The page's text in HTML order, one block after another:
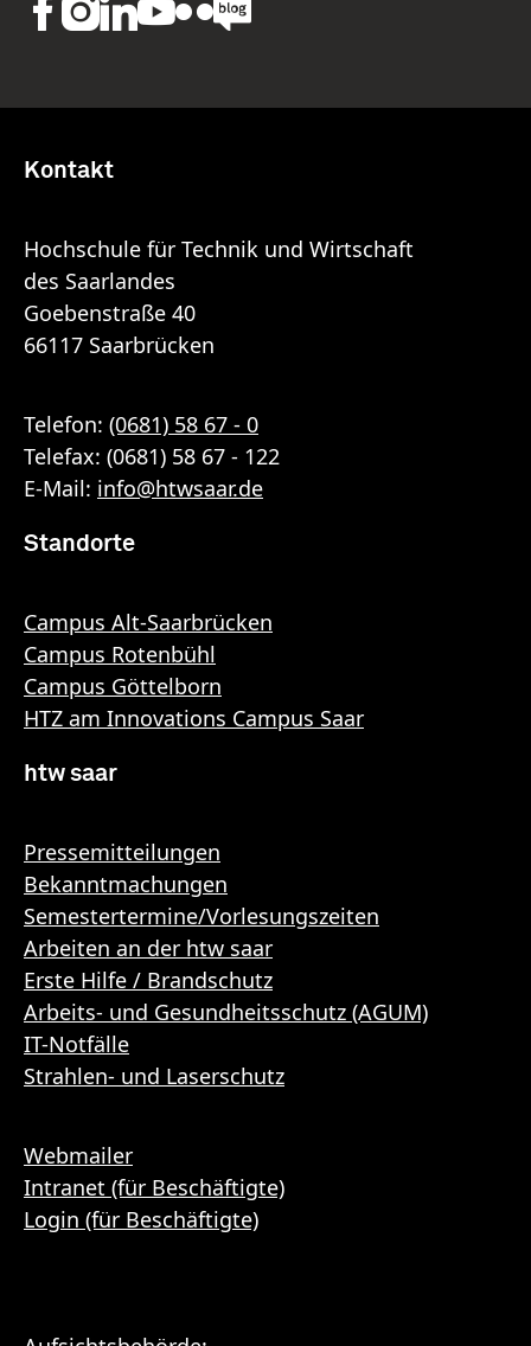
Kontakt
Hochschule für Technik und Wirtschaft
des Saarlandes
Goebenstraße 40
66117 Saarbrücken
Telefon: (0681) 58 67 - 0
Telefax: (0681) 58 67 - 122
E-Mail: info@htwsaar.de
Standorte
Campus Alt-Saarbrücken
Campus Rotenbühl
Campus Göttelborn
HTZ am Innovations Campus Saar
htw saar
Pressemitteilungen
Bekanntmachungen
Semestertermine/Vorlesungszeiten
Arbeiten an der htw saar
Erste Hilfe / Brandschutz
Arbeits- und Gesundheitsschutz (AGUM)
IT-Notfälle
Strahlen- und Laserschutz
Webmailer
Intranet (für Beschäftigte)
Login (für Beschäftigte)